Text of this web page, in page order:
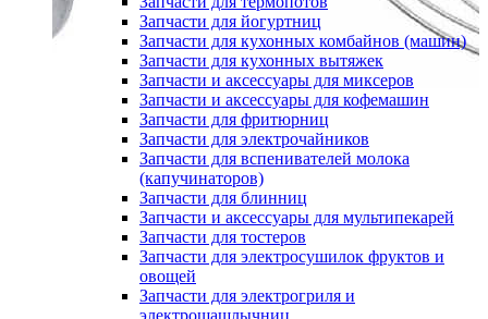
Запчасти для йогуртниц
Запчасти для кухонных комбайнов (машин)
Запчасти для кухонных вытяжек
Запчасти и аксессуары для миксеров
Запчасти и аксессуары для кофемашин
Запчасти для фритюрниц
Запчасти для электрочайников
Запчасти для вспенивателей молока
(капучинаторов)
Запчасти для блинниц
Запчасти и аксессуары для мультипекарей
Запчасти для тостеров
Запчасти для электросушилок фруктов и
овощей
Запчасти для электрогриля и
электрошашлычниц